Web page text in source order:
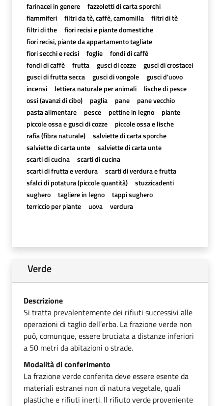
farinacei in genere
fazzoletti di carta sporchi
fiammiferi
filtri da tè, caffè, camomilla
filtri di tè
filtri di the
fiori recisi e piante domestiche
fiori recisi, piante da appartamento tagliate
fiori secchi e recisi
foglie
fondi di caffè
fondi di caffè
frutta gusci di cozze
gusci di crostacei
gusci di frutta secca
gusci di vongole
gusci d'uovo
incensi
lettiera naturale per animali
lische di pesce
ossi (avanzi di cibo)
paglia pane
pane vecchio
pasta alimentare
pesce pettine in legno
piante
piccole ossa e gusci di cozze
piccole ossa e lische
rafia (fibra naturale)
salviette di carta sporche
salviette di carta unte
salviette di carta unte
scarti di cucina
scarti di cucina
scarti di frutta e verdura
scarti di verdura e frutta
sfalci di potatura (piccole quantità)
stuzzicadenti
sughero
tagliere in legno
tappi sughero
terriccio per piante
uova verdura
Verde
Descrizione
Si tratta prevalentemente dei rifiuti successivi alle
operazioni di taglio dell’erba. La frazione verde non
può, comunque, essere bruciata a distanze inferiori
a 50 metri da abitazioni o strade.
Modalità di conferimento
La frazione verde conferita deve essere esente da
materiali estranei non di natura vegetale, quali
plastiche e rifiuti inerti. Il rifiuto verde proveniente